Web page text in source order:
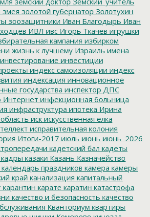
змея золотой губернатор Золотухин
зоозащитники Иван Благодырь Иван
ИВЛ ивс Игорь Ткачев игрушки
кампания избирком
жизнь к лучшему Израиль имена
инвестирование инвестиции
индекс самоизоляции индекс
индексация инновационное
государства инспектор ДПС
Интернет инфекционная больница
инфраструктура ипотека Ирина
иск искусственная елка
исправительная колония
Итоги-2017 июль июнь июнь_2026
кадетский бал кадеты
кадры казаки Казань Казначейство
календарь праздников камера камеры
край канализация капитальный
карантин карате каратин катастрофа
качество и безопасность качество
Кванториум квартиры